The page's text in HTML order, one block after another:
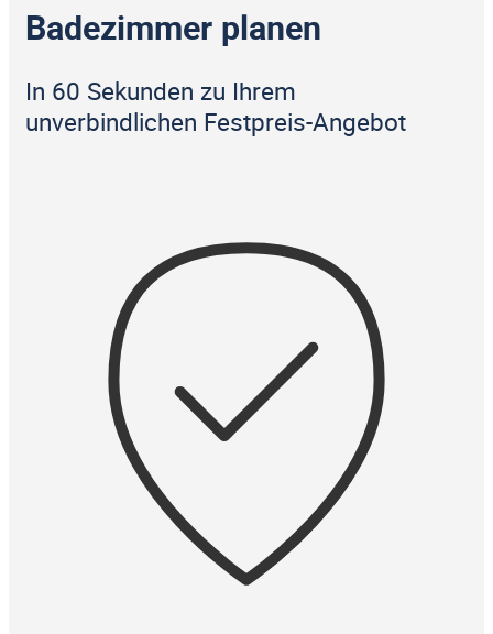
Badezimmer planen
In 60 Sekunden zu Ihrem
unverbindlichen Festpreis-Angebot